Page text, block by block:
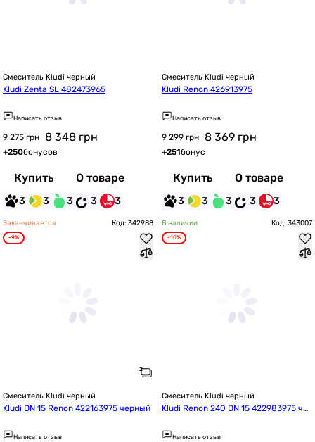
Смеситель Kludi черный
Kludi Zenta SL 482473965
Написать отзыв
9 275 грн 8 348 грн
+250бонусов
Купить О товаре
3 3 3 3 3
Смеситель Kludi черный
Kludi Renon 426913975
Написать отзыв
9 299 грн 8 369 грн
+251бонус
Купить О товаре
3 3 3 3 3
Заканчивается Код: 342988
-9%
Смеситель Kludi черный
Kludi DN 15 Renon 422163975 черный
Написать отзыв
В наличии Код: 343007
-10%
Смеситель Kludi черный
Kludi Renon 240 DN 15 422983975 че
Написать отзыв